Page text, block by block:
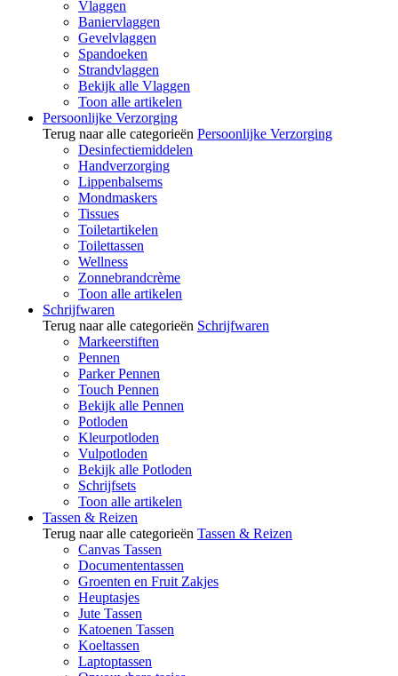
Vlaggen
Baniervlaggen
Gevelvlaggen
Spandoeken
Strandvlaggen
Bekijk alle Vlaggen
Toon alle artikelen
Persoonlijke Verzorging
Terug naar alle categorieën Persoonlijke Verzorging
Desinfectiemiddelen
Handverzorging
Lippenbalsems
Mondmaskers
Tissues
Toiletartikelen
Toilettassen
Wellness
Zonnebrandcrème
Toon alle artikelen
Schrijfwaren
Terug naar alle categorieën Schrijfwaren
Markeerstiften
Pennen
Parker Pennen
Touch Pennen
Bekijk alle Pennen
Potloden
Kleurpotloden
Vulpotloden
Bekijk alle Potloden
Schrijfsets
Toon alle artikelen
Tassen & Reizen
Terug naar alle categorieën Tassen & Reizen
Canvas Tassen
Documententassen
Groenten en Fruit Zakjes
Heuptasjes
Jute Tassen
Katoenen Tassen
Koeltassen
Laptoptassen